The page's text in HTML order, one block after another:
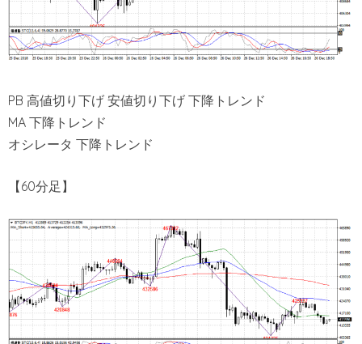
PB 高値切り下げ 安値切り下げ 下降トレンド
MA 下降トレンド
オシレータ 下降トレンド
【60分足】